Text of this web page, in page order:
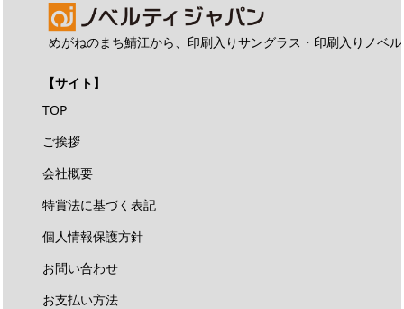
めがねのまち鯖江から、印刷入りサングラス・印刷入りノベ
【サイト】
TOP
ご挨拶
会社概要
特賞法に基づく表記
個人情報保護方針
お問い合わせ
お支払い方法